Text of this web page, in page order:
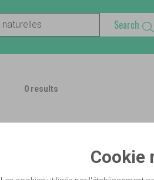
Search
0 results
Cookie